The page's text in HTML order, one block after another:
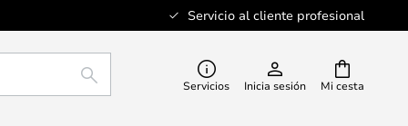
Servicio al cliente profesional
Mi cesta
BUSCAR Servicios Inicia sesión